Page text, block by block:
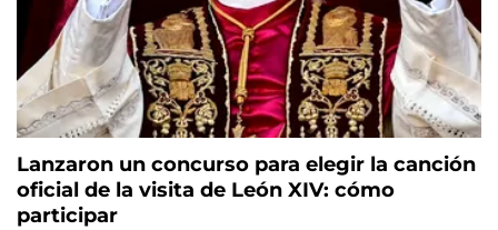
Lanzaron un concurso para elegir la canción
oficial de la visita de León XIV: cómo
participar